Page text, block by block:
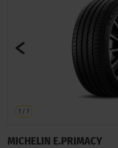
1 / 7
MICHELIN E.PRIMACY